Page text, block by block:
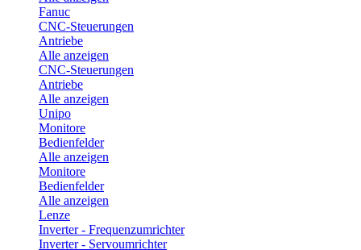
Fanuc
CNC-Steuerungen
Antriebe
Alle anzeigen
CNC-Steuerungen
Antriebe
Alle anzeigen
Unipo
Monitore
Bedienfelder
Alle anzeigen
Monitore
Bedienfelder
Alle anzeigen
Lenze
Inverter - Frequenzumrichter
Inverter - Servoumrichter